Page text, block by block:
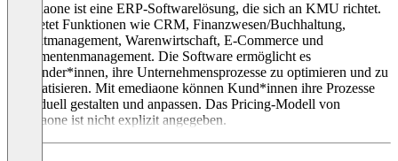
Emediaone ist eine ERP-Softwarelösung, die sich an KMU richtet.
Sie bietet Funktionen wie CRM, Finanzwesen/Buchhaltung,
Projektmanagement, Warenwirtschaft, E-Commerce und
Dokumentenmanagement. Die Software ermöglicht es
Anwender*innen, ihre Unternehmensprozesse zu optimieren und zu
automatisieren. Mit emediaone können Kund*innen ihre Prozesse
individuell gestalten und anpassen. Das Pricing-Modell von
emediaone ist nicht explizit angegeben.